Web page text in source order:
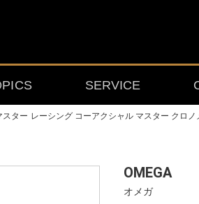
SERVICE
スター レーシング コーアクシャル マスター クロノ
OMEGA
オメガ